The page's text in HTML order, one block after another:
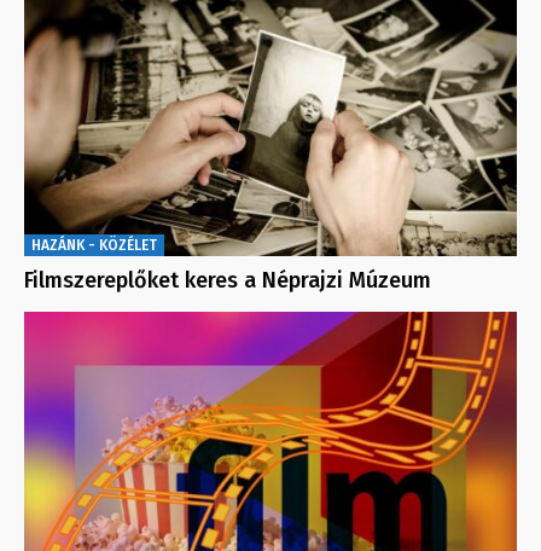
HAZÁNK - KÖZÉLET
Filmszereplőket keres a Néprajzi Múzeum